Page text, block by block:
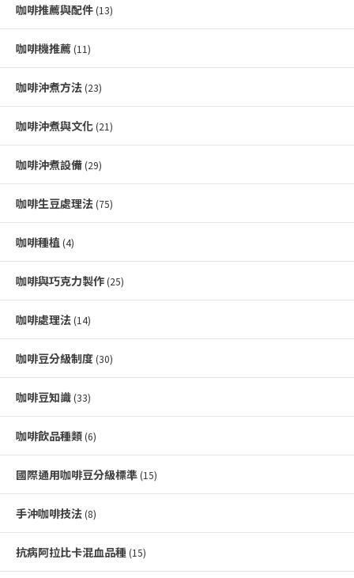
咖啡推薦與配件 (13)
咖啡機推薦 (11)
咖啡沖煮方法 (23)
咖啡沖煮與文化 (21)
咖啡沖煮設備 (29)
咖啡生豆處理法 (75)
咖啡種植 (4)
咖啡與巧克力製作 (25)
咖啡處理法 (14)
咖啡豆分級制度 (30)
咖啡豆知識 (33)
咖啡飲品種類 (6)
國際通用咖啡豆分級標準 (15)
手沖咖啡技法 (8)
抗病阿拉比卡混血品種 (15)